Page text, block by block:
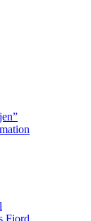
Fjord